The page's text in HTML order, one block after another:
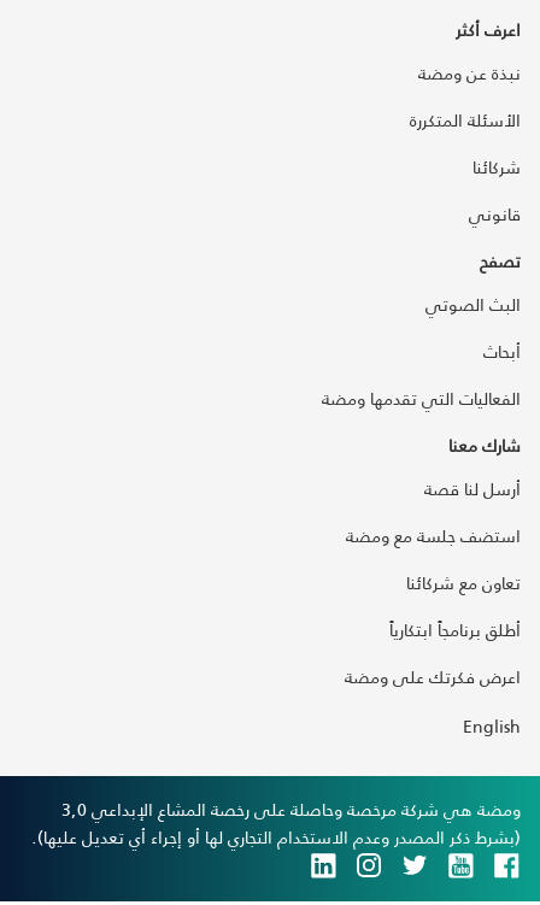
اعرف أكثر
نبذة عن ومضة
الأسئلة المتكررة
شركائنا
قانوني
تصفح
البث الصوتي
أبحاث
الفعاليات التي تقدمها ومضة
شارك معنا
أرسل لنا قصة
استضف جلسة مع ومضة
تعاون مع شركائنا
أطلق برنامجاً ابتكارياً
اعرض فكرتك على ومضة
English
ومضة هي شركة مرخصة وحاصلة على رخصة المشاع الإبداعي 3,0
(بشرط ذكر المصدر وعدم الاستخدام التجاري لها أو إجراء أي تعديل عليها).